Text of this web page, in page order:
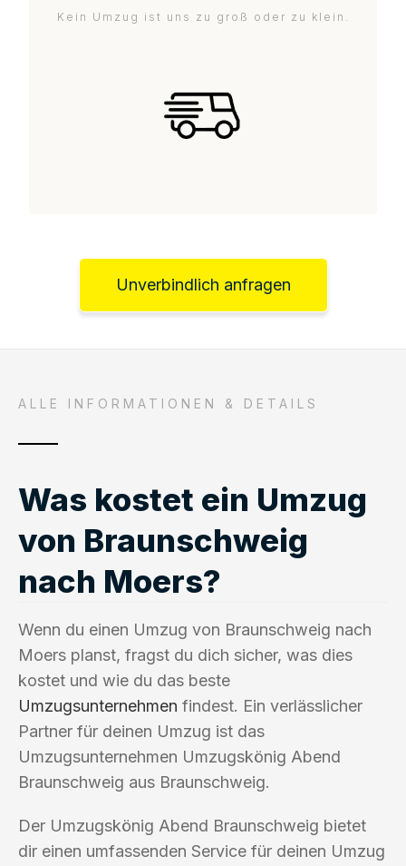
Kein Umzug ist uns zu groß oder zu klein.
Unverbindlich anfragen
ALLE INFORMATIONEN & DETAILS
Was kostet ein Umzug
von Braunschweig
nach Moers?
Wenn du einen Umzug von Braunschweig nach
Moers planst, fragst du dich sicher, was dies
kostet und wie du das beste
Umzugsunternehmen findest. Ein verlässlicher
Partner für deinen Umzug ist das
Umzugsunternehmen Umzugskönig Abend
Braunschweig aus Braunschweig.
Der Umzugskönig Abend Braunschweig bietet
dir einen umfassenden Service für deinen Umzug